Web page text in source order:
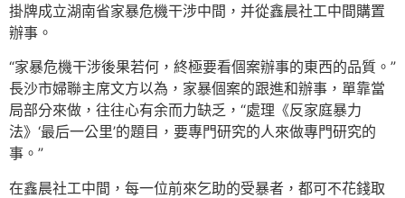
掛牌成立湖南省家暴危機干涉中間，并從鑫晨社工中間購置
辦事。
“家暴危機干涉後果若何，終極要看個案辦事的東西的品質。”
長沙市婦聯主席文方以為，家暴個案的跟進和辦事，單靠當
局部分來做，往往心有余而力缺乏，“處理《反家庭暴力
法》‘最后一公里’的題目，要專門研究的人來做專門研究的
事。”
在鑫晨社工中間，每一位前來乞助的受暴者，都可不花錢取